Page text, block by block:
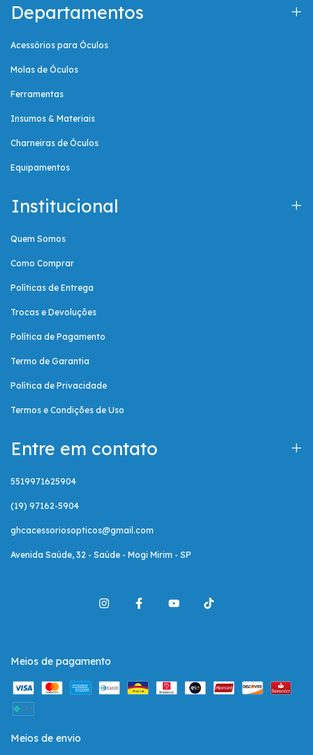
Departamentos
Acessórios para Óculos
Molas de Óculos
Ferramentas
Insumos & Materiais
Charneiras de Óculos
Equipamentos
Institucional
Quem Somos
Como Comprar
Políticas de Entrega
Trocas e Devoluções
Política de Pagamento
Termo de Garantia
Política de Privacidade
Termos e Condições de Uso
Entre em contato
5519971625904
(19) 97162-5904
ghcacessoriosopticos@gmail.com
Avenida Saúde, 32 - Saúde - Mogi Mirim - SP
Meios de pagamento
Meios de envio